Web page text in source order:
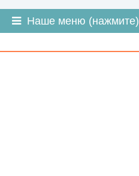
Наше меню (нажмите)